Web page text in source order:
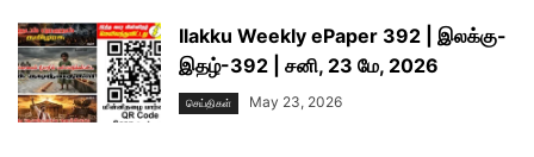
Ilakku Weekly ePaper 392 | இலக்கு-
இதழ்-392 | சனி, 23 மே, 2026
செய்திகள் May 23, 2026